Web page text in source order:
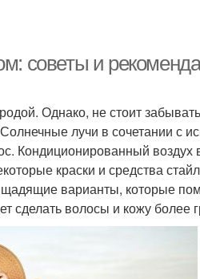
советы и
Однако, не стоит
лучи в сочетании с
Кондиционированный
краски и средства
варианты, которые
сделать волосы и кожу более